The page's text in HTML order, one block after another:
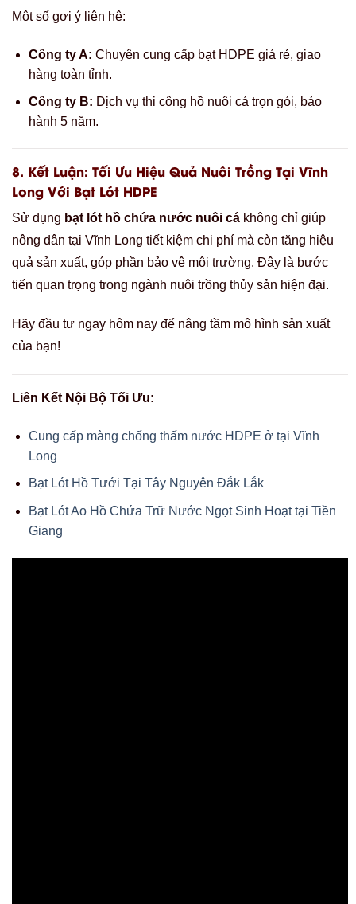
Một số gợi ý liên hệ:
Công ty A: Chuyên cung cấp bạt HDPE giá rẻ, giao
hàng toàn tỉnh.
Công ty B: Dịch vụ thi công hồ nuôi cá trọn gói, bảo
hành 5 năm.
8. Kết Luận: Tối Ưu Hiệu Quả Nuôi Trồng Tại Vĩnh
Long Với Bạt Lót HDPE
Sử dụng bạt lót hồ chứa nước nuôi cá không chỉ giúp
nông dân tại Vĩnh Long tiết kiệm chi phí mà còn tăng hiệu
quả sản xuất, góp phần bảo vệ môi trường. Đây là bước
tiến quan trọng trong ngành nuôi trồng thủy sản hiện đại.
Hãy đầu tư ngay hôm nay để nâng tầm mô hình sản xuất
của bạn!
Liên Kết Nội Bộ Tối Ưu:
Cung cấp màng chống thấm nước HDPE ở tại Vĩnh
Long
Bạt Lót Hồ Tưới Tại Tây Nguyên Đắk Lắk
Bạt Lót Ao Hồ Chứa Trữ Nước Ngọt Sinh Hoạt tại Tiền
Giang